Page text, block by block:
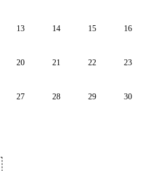
13 14 15 16
20 21 22 23
27 28 29 30